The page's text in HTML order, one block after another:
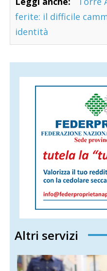
ferite: il difficile
identità
Altri servizi